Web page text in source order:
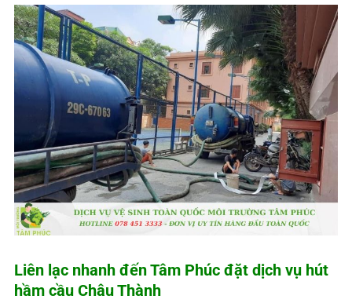
Liên lạc nhanh đếnTâm Phúc đặt dịch vụ hút
hầm cầu Châu Thành